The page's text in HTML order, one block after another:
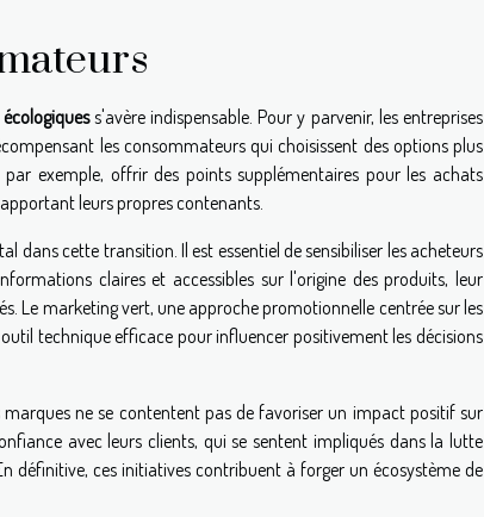
s'avère indispensable. Pour y parvenir, les entreprises
les consommateurs qui choisissent des options plus
exemple, offrir des points supplémentaires pour les achats
leurs propres contenants.
dans cette transition. Il est essentiel de sensibiliser les acheteurs
claires et accessibles sur l'origine des produits, leur
Le marketing vert, une approche promotionnelle centrée sur les
technique efficace pour influencer positivement les décisions
ne se contentent pas de favoriser un impact positif sur
avec leurs clients, qui se sentent impliqués dans la lutte
définitive, ces initiatives contribuent à forger un écosystème de